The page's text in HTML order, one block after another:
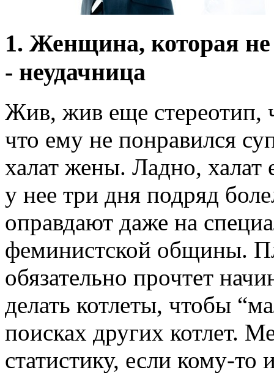
1. Женщина, которая
- неудачница
Жив, жив еще стереотип,
что ему не понравился
халат жены. Ладно,
у нее три дня подряд
оправдают даже на
феминистской общины.
обязательно прочтет
делать котлеты, чтобы
поисках других котлет.
статистику, если кому-